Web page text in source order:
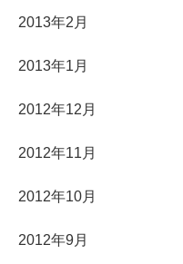
2013年2月
2013年1月
2012年12月
2012年11月
2012年10月
2012年9月